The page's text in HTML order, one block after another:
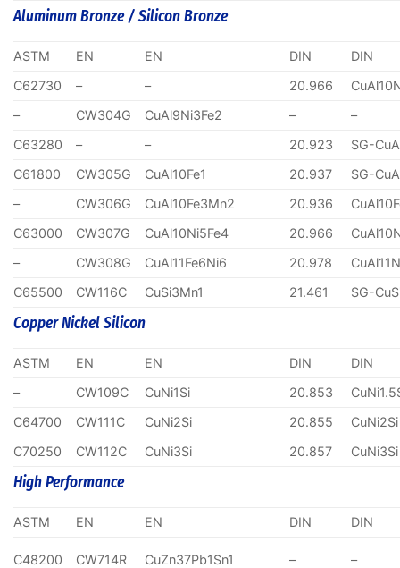
Aluminum Bronze / Silicon Bronze
ASTM EN EN DIN
DIN
C62730
– – 20.966
–
CW304G CuAl9Ni3Fe2 –
–
C63280
– – 20.923
SG-
C61800
CW305G CuAl10Fe1 20.937
SG-
–
CW306G CuAl10Fe3Mn2 20.936
C63000
CW307G CuAl10Ni5Fe4 20.966
–
CW308G CuAl11Fe6Ni6 20.978
C65500
CW116C CuSi3Mn1 21.461 SG-
Copper Nickel Silicon
ASTM EN EN DIN
DIN
–
CW109C CuNi1Si 20.853
C64700
CW111C CuNi2Si 20.855
CuNi2Si
C70250
CW112C CuNi3Si 20.857 CuNi3Si
High Performance
ASTM EN EN DIN DIN
C48200 CW714R CuZn37Pb1Sn1 – –